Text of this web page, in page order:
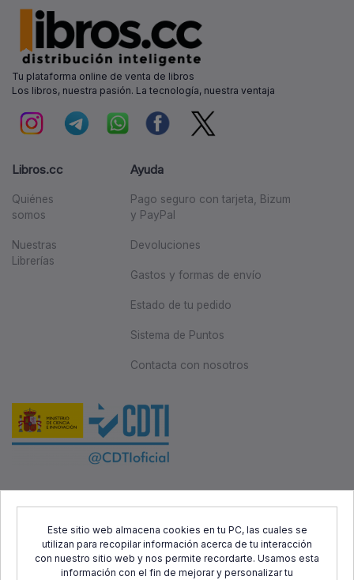
Este sitio web almacena cookies en tu PC, las cuales se
utilizan para recopilar información acerca de tu interacción
con nuestro sitio web y nos permite recordarte. Usamos esta
información con el fin de mejorar y personalizar tu
Tu plataforma online de venta de libros
Los libros, nuestra pasión. La tecnología, nuestra ventaja
Libros.cc
Quiénes
somos
Nuestras
Librerías
Ayuda
Pago seguro con tarjeta, Bizum
y PayPal
Devoluciones
Gastos y formas de envío
Estado de tu pedido
Sistema de Puntos
Contacta con nosotros
Desarrollo Regional (FEDER) y el Centro para el Desarrollo
Tecnológico Industrial (CDTI), con el objetivo de promover el
desarrollo tecnológico, la innovación y una investigación de